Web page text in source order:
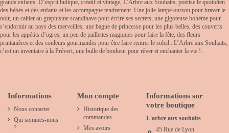
grands enfants. D’esprit ludique, créatif et vintage, L’Arbre aux Souhaits, poétise le quotidien
des bébés et des enfants et les accompagne tendrement. Une jolie lampe ourson pour braver le
noir, un cahier au graphisme scandinave pour écrire ses secrets, une gigoteuse bohème pour
s’endormir au pays des merveilles, une bague de princesse pour les plus belles, des couverts
pour les appétits d’ogres, un peu de paillettes magiques pour faire la fête, des fleurs
printanières et des couleurs gourmandes pour être faire rentrer le soleil : L’Arbre aux Souhaits,
c’est un inventaire à la Prévert, une bulle de bonheur pour rêver et enchanter la vie !.
Informations
Nous contacter
Qui sommes-nous
?
Mon compte
Historique des
commandes
Mes avoirs
Informations sur
votre boutique
L'arbre aux souhaits
45 Rue de Lyon